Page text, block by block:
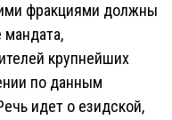
фракциями должны
крупнейших
по данным
идет о езидской,